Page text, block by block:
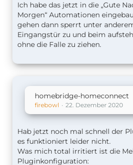
Ich habe das jetzt in die „Gute
Morgen“ Automationen
gehen dann sperrt unter
Eingangstür zu und beim
ohne die Falle zu ziehen.
homebridge-homeconnect
firebowl 22. Dezember 2020
Hab jetzt noch mal schnell der
es funktioniert leider nicht.
Was mich total irritiert ist die
Pluginkonfiguration: